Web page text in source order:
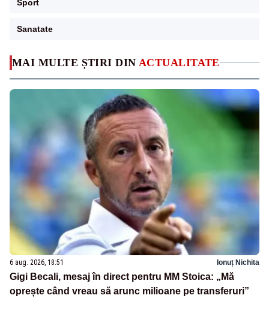
MAI MULTE ȘTIRI DIN ACTUALITATE
6 aug. 2026, 18:51 Ionuț Nichita
Gigi Becali, mesaj în direct pentru MM Stoica: „Mă
oprește când vreau să arunc milioane pe transferuri”
Sport
Sanatate